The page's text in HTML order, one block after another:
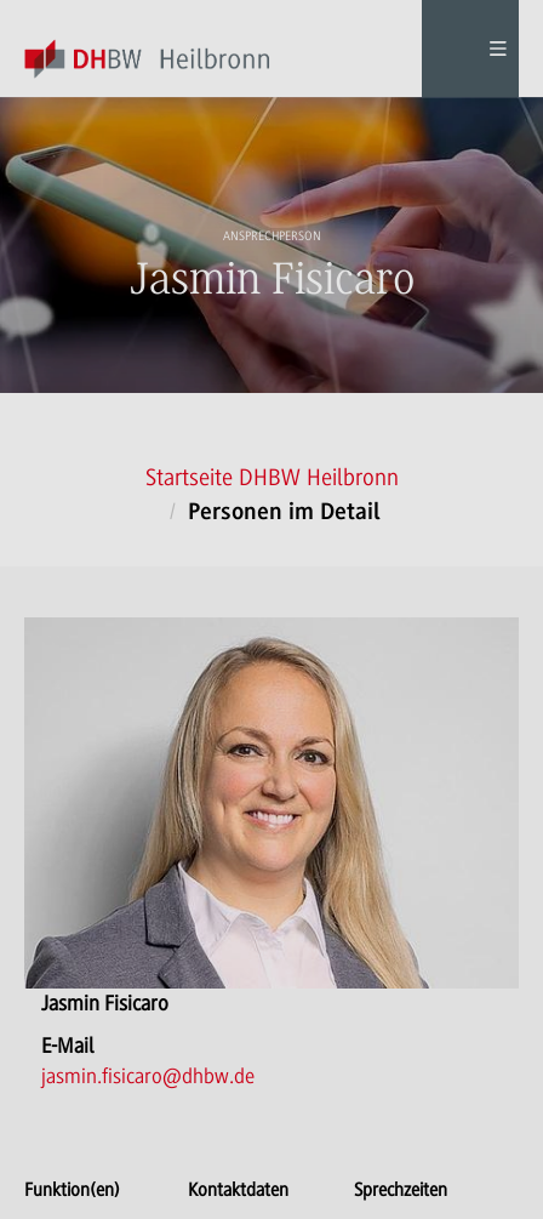
ANSPRECHPERSON
Jasmin Fisicaro
Startseite DHBW Heilbronn
Personen im Detail
Jasmin Fisicaro
E-Mail
jasmin.fisicaro@dhbw.de
Funktion(en) Kontaktdaten Sprechzeiten